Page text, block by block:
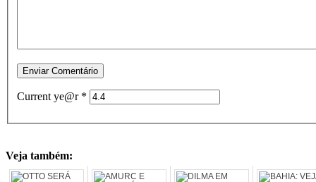
Current ye@r *
Veja também: